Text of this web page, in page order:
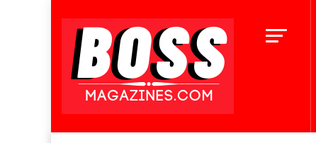
content
Leader's Vision